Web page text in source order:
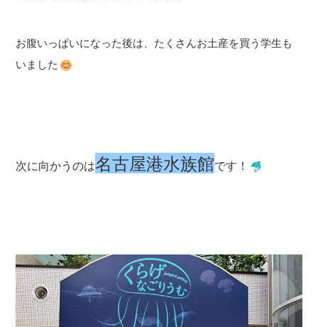
お腹いっぱいになった後は、たくさんお土産を買う学生も
いました
次に向かうのは名古屋港水族館です！